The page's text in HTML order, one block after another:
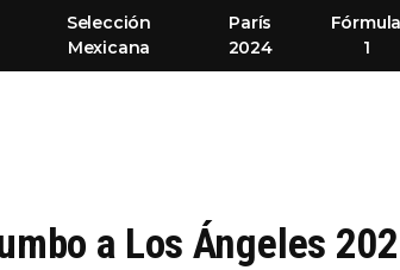
Selección
Mexicana
París
2024
Fórmula
1
a Los Ángeles